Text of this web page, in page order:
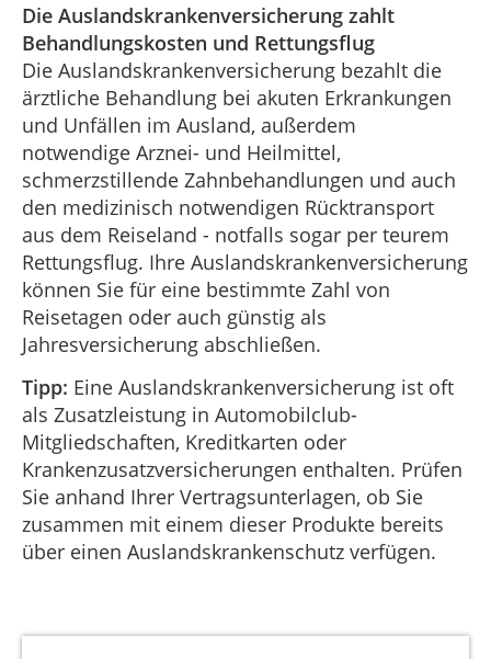
Die Auslandskrankenversicherung zahlt
Behandlungskosten und Rettungsflug
Die Auslandskrankenversicherung bezahlt die
ärztliche Behandlung bei akuten Erkrankungen
und Unfällen im Ausland, außerdem
notwendige Arznei- und Heilmittel,
schmerzstillende Zahnbehandlungen und auch
den medizinisch notwendigen Rücktransport
aus dem Reiseland - notfalls sogar per teurem
Rettungsflug. Ihre Auslandskrankenversicherung
können Sie für eine bestimmte Zahl von
Reisetagen oder auch günstig als
Jahresversicherung abschließen.
Tipp: Eine Auslandskrankenversicherung ist oft
als Zusatzleistung in Automobilclub-
Mitgliedschaften, Kreditkarten oder
Krankenzusatzversicherungen enthalten. Prüfen
Sie anhand Ihrer Vertragsunterlagen, ob Sie
zusammen mit einem dieser Produkte bereits
über einen Auslandskrankenschutz verfügen.